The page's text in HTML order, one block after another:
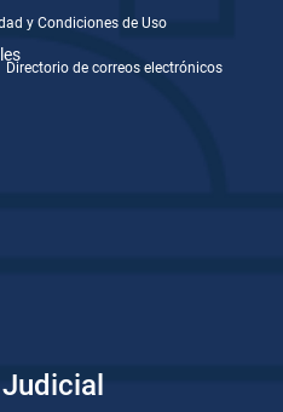
y Condiciones de Uso
Directorio de correos electrónicos